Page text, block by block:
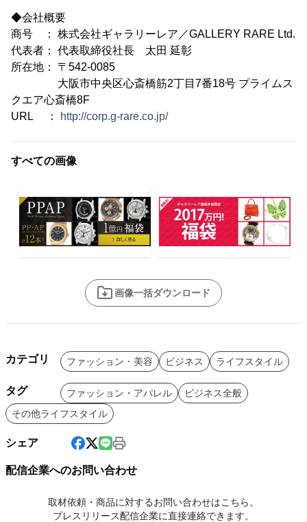
◆会社概要
商号 ： 株式会社ギャラリーレア／GALLERY RARE Ltd.
代表者： 代表取締役社長 太田 延彰
所在地： 〒542-0085
大阪市中央区心斎橋筋2丁目7番18号 プライムス
クエア心斎橋8F
URL ：
http://corp.g-rare.co.jp/
すべての画像
画像一括ダウンロード
カテゴリ ファッション・美容 ビジネス ライフスタイル
タグ ファッション・アパレル
ビジネス全般
その他ライフスタイル
シェア
配信企業へのお問い合わせ
取材依頼・商品に対するお問い合わせはこちら。
プレスリリース配信企業に直接連絡できます。